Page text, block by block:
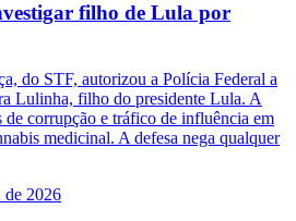
filho de Lula por
do STF, autorizou a Polícia Federal a
Lulinha, filho do presidente Lula. A
de corrupção e tráfico de influência em
medicinal. A defesa nega qualquer
de 2026